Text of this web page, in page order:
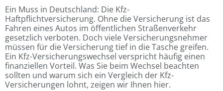
Ein Muss in Deutschland: Die Kfz-
Haftpflichtversicherung. Ohne die Versicherung ist das
Fahren eines Autos im öffentlichen Straßenverkehr
gesetzlich verboten. Doch viele Versicherungsnehmer
müssen für die Versicherung tief in die Tasche greifen.
Ein Kfz-Versicherungswechsel verspricht häufig einen
finanziellen Vorteil. Was Sie beim Wechsel beachten
sollten und warum sich ein Vergleich der Kfz-
Versicherungen lohnt, zeigen wir Ihnen hier.